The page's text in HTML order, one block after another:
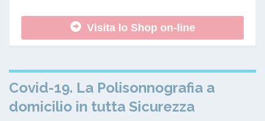
Visita lo Shop on-line
Covid-19. La Polisonnografia a
domicilio in tutta Sicurezza